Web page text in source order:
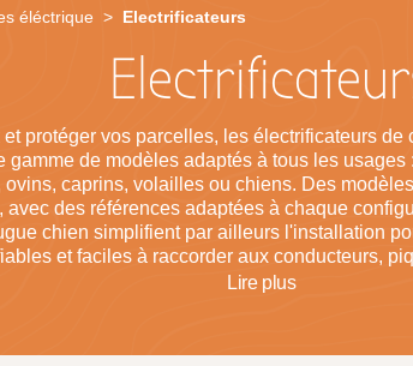
éléctrique Electrificateurs
protéger vos parcelles, les électrificateurs
de modèles adaptés à tous les
caprins, volailles ou chiens. Des
des références adaptées à chaque
chien simplifient par ailleurs l'installation
et faciles à raccorder aux conducteurs,
équipements de référence pour une
Lire plus